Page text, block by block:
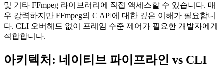
및 기타 FFmpeg 라이브러리에 직접 액세스할 수 있습니다. 매
우 강력하지만 FFmpeg의 C API에 대한 깊은 이해가 필요합니
다. CLI 오버헤드 없이 프레임 수준 제어가 필요한 개발자에게
적합합니다.
아키텍처: 네이티브 파이프라인 vs CLI